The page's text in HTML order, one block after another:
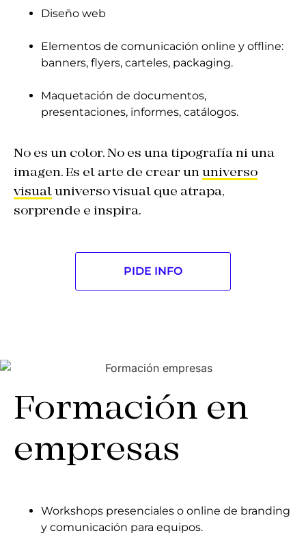
Diseño web
Elementos de comunicación online y offline:
banners, flyers, carteles, packaging.
Maquetación de documentos,
presentaciones, informes, catálogos.
No es un color. No es una tipografía ni una
imagen. Es el arte de crear ununiverso
visualuniverso visual que atrapa,
sorprende e inspira.
PIDE INFO
Formación en
empresas
Workshops presenciales o online de branding
y comunicación para equipos.